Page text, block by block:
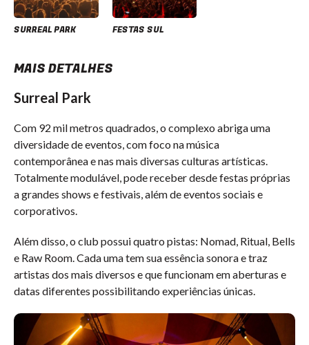
SURREAL PARK FESTAS SUL
MAIS DETALHES
Surreal Park
Com 92 mil metros quadrados, o complexo abriga uma
diversidade de eventos, com foco na música
contemporânea e nas mais diversas culturas artísticas.
Totalmente modulável, pode receber desde festas próprias
a grandes shows e festivais, além de eventos sociais e
corporativos.
Além disso, o club possui quatro pistas: Nomad, Ritual, Bells
e Raw Room. Cada uma tem sua essência sonora e traz
artistas dos mais diversos e que funcionam em aberturas e
datas diferentes possibilitando experiências únicas.